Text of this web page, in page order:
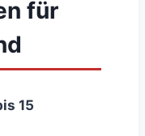
für
15